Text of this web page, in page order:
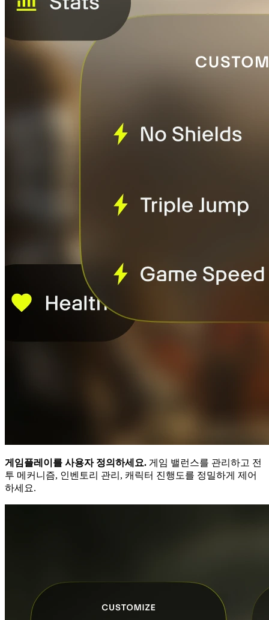
게임플레이를 사용자 정의하세요. 게임 밸런스를 관리하고 전
투 메커니즘, 인벤토리 관리, 캐릭터 진행도를 정밀하게 제어
하세요.